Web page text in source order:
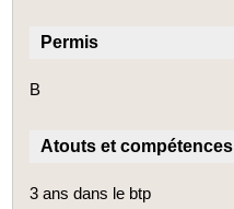
Permis
B
Atouts et compétences
3 ans dans le btp